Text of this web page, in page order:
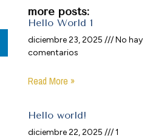
more posts:
Hello World 1
diciembre 23, 2025
No hay
comentarios
Read More »
Hello world!
diciembre 22, 2025
1